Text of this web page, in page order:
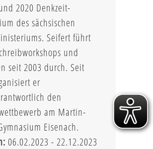
2020 Denkzeit-
des sächsischen
Seifert führt
und
seit 2003 durch. Seit
er
den
am Martin-
Eisenach.
06.02.2023 - 22.12.2023